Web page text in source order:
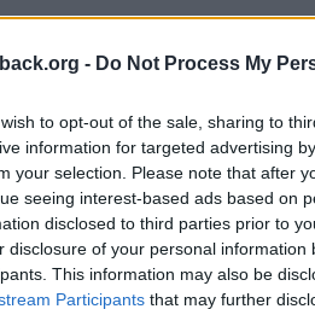
- Do Not Process My
to opt-out of the sale, sharing to
information for targeted advertising
your selection. Please note that after
seeing interest-based ads based on
disclosed to third parties prior to
disclosure of your personal information
This information may also be
Participants that may further
Rand), nu kommer en ännu värre:
condition of man. Advances
an extremely small minority,
Whenever this tiny minority is kept
back into abject poverty.
precis som tanten.